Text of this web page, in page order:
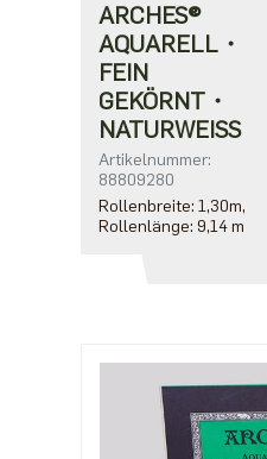
ARCHES®
AQUARELL・
FEIN
GEKÖRNT・
NATURWEISS
Artikelnummer:
88809280
Rollenbreite: 1,30m,
Rollenlänge: 9,14 m